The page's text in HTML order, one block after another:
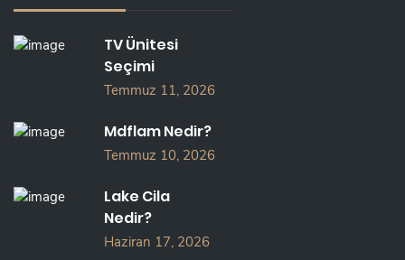
TV Ünitesi
Seçimi
Temmuz 11, 2026
Mdflam Nedir?
Temmuz 10, 2026
Lake Cila
Nedir?
Haziran 17, 2026